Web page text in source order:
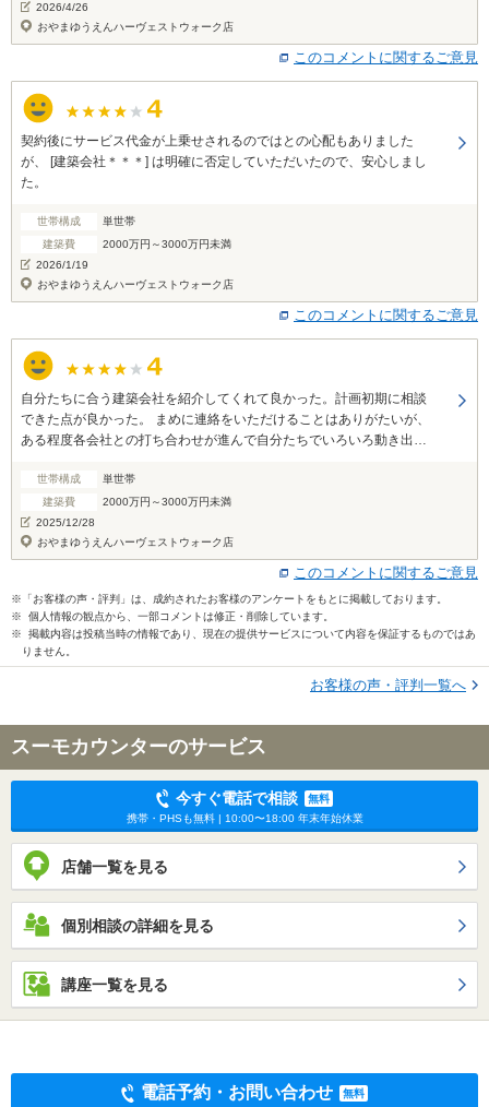
2026/4/26
おやまゆうえんハーヴェストウォーク店
このコメントに関するご意見
契約後にサービス代金が上乗せされるのではとの心配もありました
が、 [建築会社＊＊＊] は明確に否定していただいたので、安心しまし
た。
世帯構成
単世帯
建築費
2000万円～3000万円未満
2026/1/19
おやまゆうえんハーヴェストウォーク店
このコメントに関するご意見
自分たちに合う建築会社を紹介してくれて良かった。計画初期に相談
できた点が良かった。 まめに連絡をいただけることはありがたいが、
ある程度各会社との打ち合わせが進んで自分たちでいろいろ動き出し
かった。
世帯構成
単世帯
建築費
2000万円～3000万円未満
2025/12/28
おやまゆうえんハーヴェストウォーク店
このコメントに関するご意見
※「お客様の声・評判」は、成約されたお客様のアンケートをもとに掲載しております。
※ 個人情報の観点から、一部コメントは修正・削除しています。
※ 掲載内容は投稿当時の情報であり、現在の提供サービスについて内容を保証するものではあ
りません。
お客様の声・評判一覧へ
スーモカウンターのサービス
今すぐ電話で相談
無料
携帯・PHSも無料 | 10:00〜18:00 年末年始休業
店舗一覧を見る
個別相談の詳細を見る
講座一覧を見る
電話予約・お問い合わせ 無料